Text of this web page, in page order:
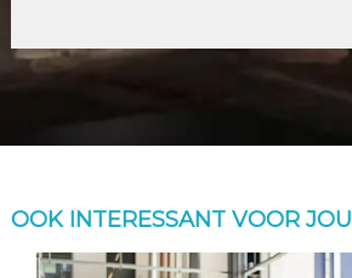
OOK INTERESSANT VOOR JOU